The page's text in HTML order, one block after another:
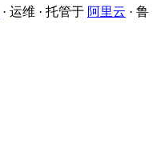
· 运维 · 托管于 阿里云 · 鲁